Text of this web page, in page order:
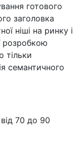
готового
заголовка
ніші на ринку і
розробкою
тільки
семантичного
70 до 90